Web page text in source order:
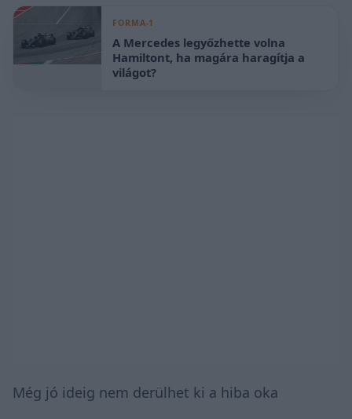
FORMA-1
A Mercedes legyőzhette volna
Hamiltont, ha magára haragítja a
világot?
Még jó ideig nem derülhet ki a hiba oka